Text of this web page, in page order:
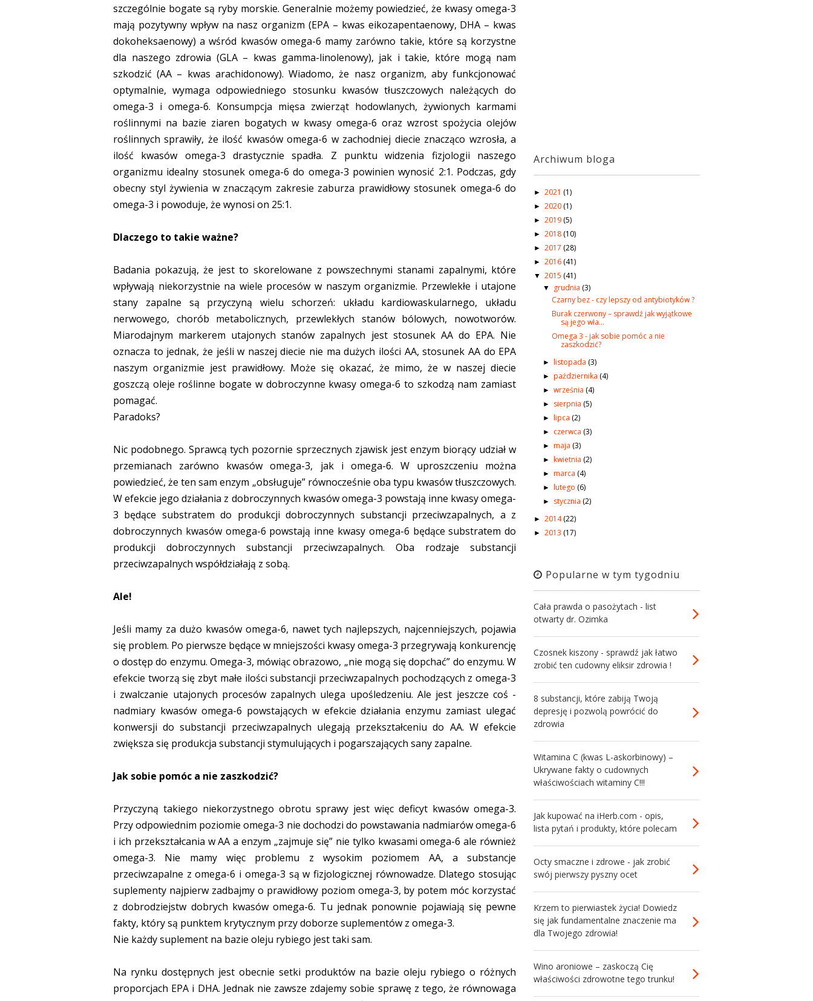
szczególnie bogate są ryby morskie. Generalnie możemy powiedzieć, że kwasy omega-3
mają pozytywny wpływ na nasz organizm (EPA – kwas eikozapentaenowy, DHA – kwas
dokoheksaenowy) a wśród kwasów omega-6 mamy zarówno takie, które są korzystne
dla naszego zdrowia (GLA – kwas gamma-linolenowy), jak i takie, które mogą nam
szkodzić (AA – kwas arachidonowy). Wiadomo, że nasz organizm, aby funkcjonować
optymalnie, wymaga odpowiedniego stosunku kwasów tłuszczowych należących do
omega-3 i omega-6. Konsumpcja mięsa zwierząt hodowlanych, żywionych karmami
roślinnymi na bazie ziaren bogatych w kwasy omega-6 oraz wzrost spożycia olejów
roślinnych sprawiły, że ilość kwasów omega-6 w zachodniej diecie znacząco wzrosła, a
ilość kwasów omega-3 drastycznie spadła. Z punktu widzenia fizjologii naszego
organizmu idealny stosunek omega-6 do omega-3 powinien wynosić 2:1. Podczas, gdy
obecny styl żywienia w znaczącym zakresie zaburza prawidłowy stosunek omega-6 do
omega-3 i powoduje, że wynosi on 25:1.
Dlaczego to takie ważne?
Badania pokazują, że jest to skorelowane z powszechnymi stanami zapalnymi, które
wpływają niekorzystnie na wiele procesów w naszym organizmie. Przewlekłe i utajone
stany zapalne są przyczyną wielu schorzeń: układu kardiowaskularnego, układu
nerwowego, chorób metabolicznych, przewlekłych stanów bólowych, nowotworów.
Miarodajnym markerem utajonych stanów zapalnych jest stosunek AA do EPA. Nie
oznacza to jednak, że jeśli w naszej diecie nie ma dużych ilości AA, stosunek AA do EPA
naszym organizmie jest prawidłowy. Może się okazać, że mimo, że w naszej diecie
goszczą oleje roślinne bogate w dobroczynne kwasy omega-6 to szkodzą nam zamiast
pomagać.
Paradoks?
Nic podobnego. Sprawcą tych pozornie sprzecznych zjawisk jest enzym biorący udział w
przemianach zarówno kwasów omega-3, jak i omega-6. W uproszczeniu można
powiedzieć, że ten sam enzym „obsługuje” równocześnie oba typu kwasów tłuszczowych.
W efekcie jego działania z dobroczynnych kwasów omega-3 powstają inne kwasy omega-
3 będące substratem do produkcji dobroczynnych substancji przeciwzapalnych, a z
dobroczynnych kwasów omega-6 powstają inne kwasy omega-6 będące substratem do
produkcji dobroczynnych substancji przeciwzapalnych. Oba rodzaje substancji
przeciwzapalnych współdziałają z sobą.
Ale!
Jeśli mamy za dużo kwasów omega-6, nawet tych najlepszych, najcenniejszych, pojawia
się problem. Po pierwsze będące w mniejszości kwasy omega-3 przegrywają konkurencję
o dostęp do enzymu. Omega-3, mówiąc obrazowo, „nie mogą się dopchać” do enzymu. W
efekcie tworzą się zbyt małe ilości substancji przeciwzapalnych pochodzących z omega-3
i zwalczanie utajonych procesów zapalnych ulega upośledzeniu. Ale jest jeszcze coś -
nadmiary kwasów omega-6 powstających w efekcie działania enzymu zamiast ulegać
konwersji do substancji przeciwzapalnych ulegają przekształceniu do AA. W efekcie
zwiększa się produkcja substancji stymulujących i pogarszających sany zapalne.
Jak sobie pomóc a nie zaszkodzić?
Przyczyną takiego niekorzystnego obrotu sprawy jest więc deficyt kwasów omega-3.
Przy odpowiednim poziomie omega-3 nie dochodzi do powstawania nadmiarów omega-6
i ich przekształcania w AA a enzym „zajmuje się” nie tylko kwasami omega-6 ale również
omega-3. Nie mamy więc problemu z wysokim poziomem AA, a substancje
przeciwzapalne z omega-6 i omega-3 są w fizjologicznej równowadze. Dlatego stosując
suplementy najpierw zadbajmy o prawidłowy poziom omega-3, by potem móc korzystać
z dobrodziejstw dobrych kwasów omega-6. Tu jednak ponownie pojawiają się pewne
fakty, który są punktem krytycznym przy doborze suplementów z omega-3.
Nie każdy suplement na bazie oleju rybiego jest taki sam.
Na rynku dostępnych jest obecnie setki produktów na bazie oleju rybiego o różnych
proporcjach EPA i DHA. Jednak nie zawsze zdajemy sobie sprawę z tego, że równowaga
Archiwum bloga
►2021 (1)
►2020 (1)
►2019 (5)
►2018 (10)
►2017 (28)
►2016 (41)
▼2015 (41)
▼ grudnia (3)
Czarny bez - czy lepszy od antybiotyków ?
Burak czerwony – sprawdź jak wyjątkowe
są jego wła...
Omega 3 - jak sobie pomóc a nie
zaszkodzić?
► listopada (3)
► października (4)
► września (4)
► sierpnia (5)
► lipca (2)
► czerwca (3)
► maja (3)
► kwietnia (2)
► marca (4)
► lutego (6)
► stycznia (2)
►2014(22)
►2013 (17)
Popularne w tym tygodniu
Cała prawda o pasożytach - list
otwarty dr. Ozimka
Czosnek kiszony - sprawdź jak łatwo
zrobić ten cudowny eliksir zdrowia !
8 substancji, które zabiją Twoją
depresję i pozwolą powrócić do
zdrowia
Witamina C (kwas L-askorbinowy) –
Ukrywane fakty o cudownych
właściwościach witaminy C!!!
Jak kupować na iHerb.com - opis,
lista pytań i produkty, które polecam
Octy smaczne i zdrowe - jak zrobić
swój pierwszy pyszny ocet
Krzem to pierwiastek życia! Dowiedz
się jak fundamentalne znaczenie ma
dla Twojego zdrowia!
Wino aroniowe – zaskoczą Cię
właściwości zdrowotne tego trunku!